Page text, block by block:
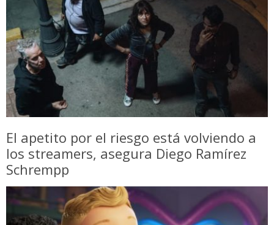
El apetito por el riesgo está volviendo a
los streamers, asegura Diego Ramírez
Schrempp